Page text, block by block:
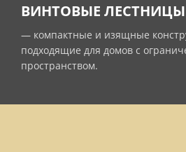
ВИНТОВЫЕ ЛЕСТНИЦЫ
— компактные и изящные
подходящие для домов с
пространством.